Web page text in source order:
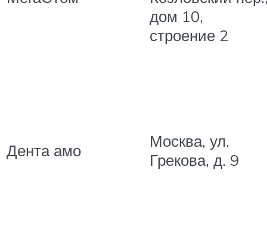
дом 10,
строение 2
Дента амо
Москва, ул.
Грекова, д. 9